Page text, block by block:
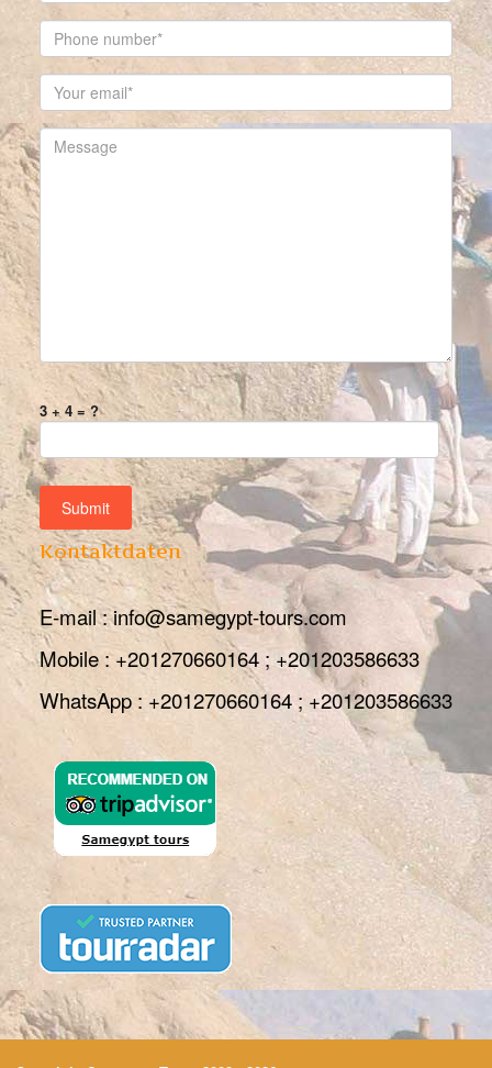
3 + 4 = ?
Kontaktdaten
E-mail : info@samegypt-tours.com
Mobile : +201270660164 ; +201203586633
WhatsApp : +201270660164 ; +201203586633